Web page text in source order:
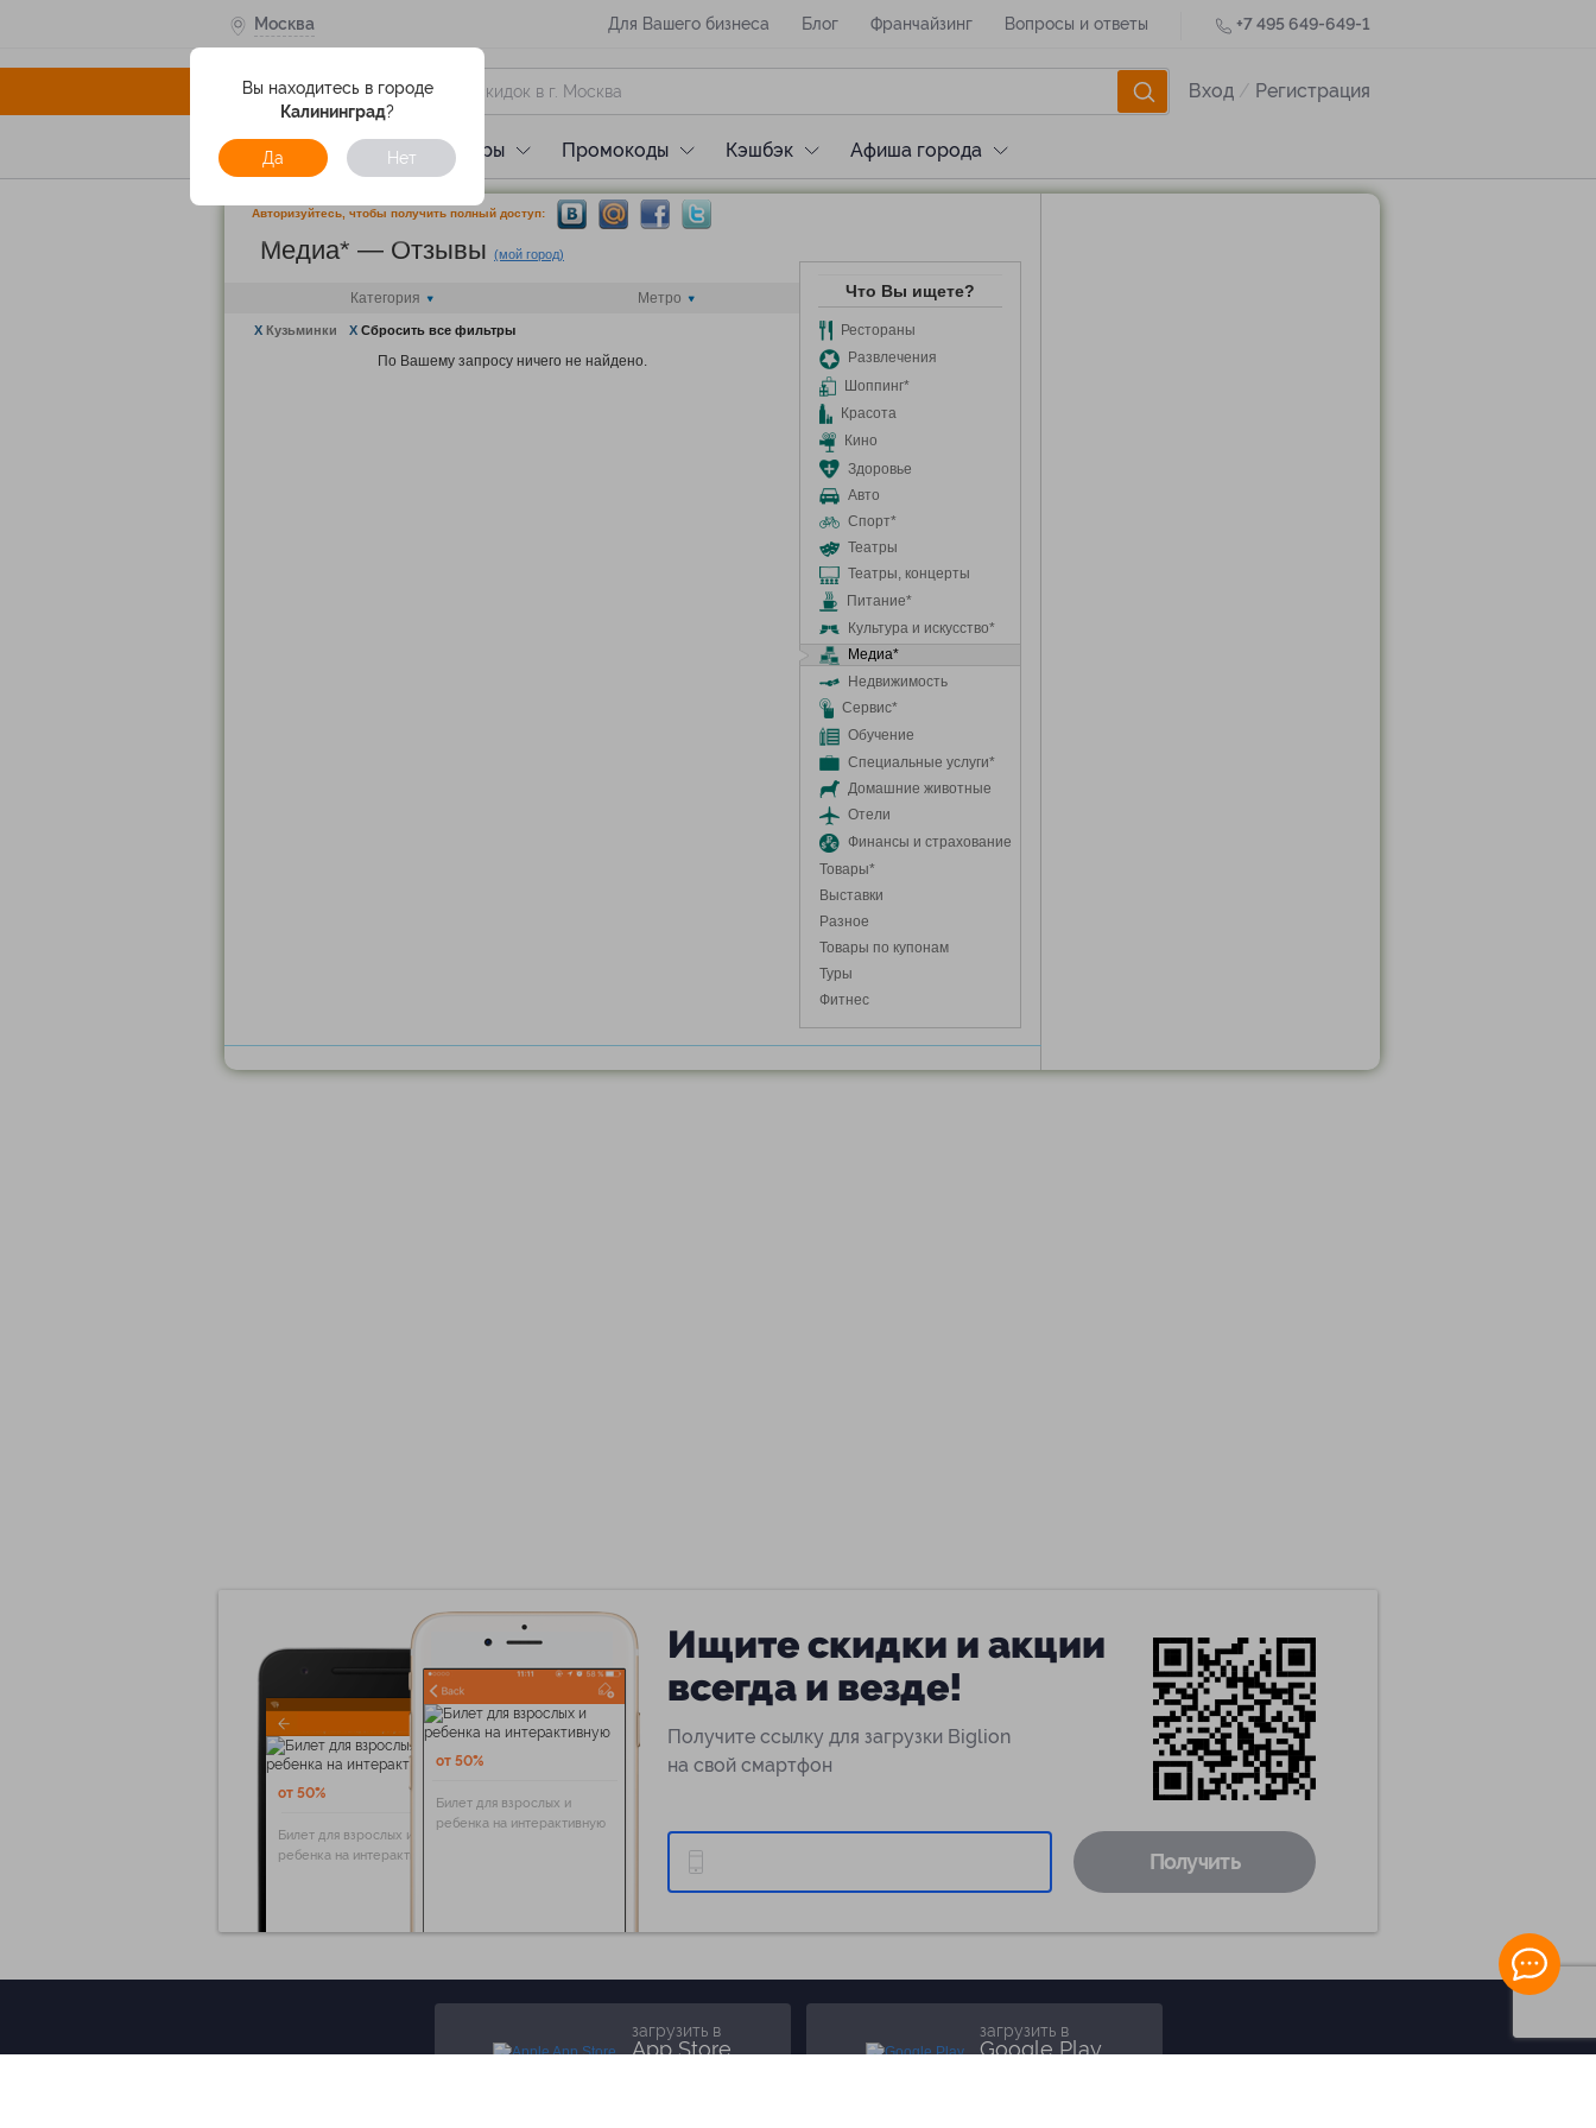
Москва Для Вашего бизнеса Блог Франчайзинг Вопросы и ответы +7 495 649-649-1
Вход / Регистрация
Вы находитесь в городе
Калининград?
Да Нет
Услуги Отели Туры Промокоды Кэшбэк Афиша города
Авторизуйтесь, чтобы получить полный доступ:
Медиа* — Отзывы (мой город)
Категория Метро
X Кузьминки X Сбросить все фильтры
По Вашему запросу ничего не найдено.
Что Вы ищете?
Рестораны
Развлечения
Шоппинг*
Красота
Кино
Здоровье
Авто
Спорт*
Театры
Театры, концерты
Питание*
Культура и искусство*
Медиа*
Недвижимость
Сервис*
Обучение
Специальные услуги*
Домашние животные
Отели
Финансы и страхование
Товары*
Выставки
Разное
Товары по купонам
Туры
Фитнес
от 50%
Билет для взрослых и
ребенка на интерактивную
от 50%
Билет для взрослых и
ребенка на интерактивную
Ищите скидки и акции
всегда и везде!
Получите ссылку для загрузки Biglion
на свой смартфон
Получить
загрузить в
App Store
загрузить в
Google Play